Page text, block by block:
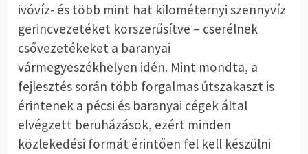
ivóvíz- és több mint hat kilométernyi szennyvíz
gerincvezetéket korszerűsítve – cserélnek
csővezetékeket a baranyai
vármegyeszékhelyen idén. Mint mondta, a
fejlesztés során több forgalmas útszakaszt is
érintenek a pécsi és baranyai cégek által
elvégzett beruházások, ezért minden
közlekedési formát érintően fel kell készülni